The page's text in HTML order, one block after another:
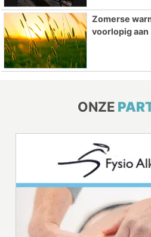
Zomerse
voorlopig aan
ONZE